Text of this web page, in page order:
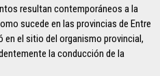
resultan contemporáneos a la
sucede en las provincias de Entre
en el sitio del organismo provincial,
la conducción de la